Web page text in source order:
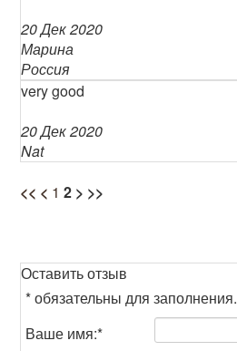
20 Дек 2020
Марина
Россия
very good
20 Дек 2020
Nat
<< < 1 2 > >>
Оставить отзыв
*обязательны для заполнения.
Ваше имя:*